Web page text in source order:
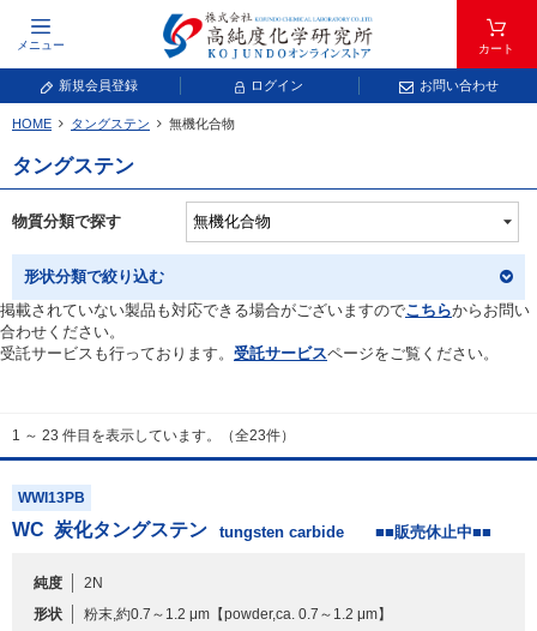
メニュー カート
新規会員登録 ログイン お問い合わせ
元素記号で検索する
元素周期表をタップすると、拡大表示されます。拡大した表から元素記号をタップ
し、一覧へ移動してください。
常温常圧で気体であり、弊社では取り扱いしておりません。
放射性元素または人工元素であり、弊社では取り扱いしておりません。
キーワードで検索する
HOME タングステン 無機化合物
タングステン
物質分類で探す
形状分類で絞り込む
掲載されていない製品も対応できる場合がございますのでこちらからお問い
合わせください。
受託サービスも行っております。 受託サービスページをご覧ください。
1 ～ 23 件目を表示しています。（全23件）
WWI13PB
WC 炭化タングステン tungsten carbide ■■販売休止中■■
純度
2N
形状
粉末,約0.7～1.2 μm 【powder,ca. 0.7～1.2 μm】